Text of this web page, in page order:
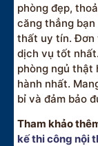
phòng đẹp,
căng thẳng
thất uy tín. Đơn
dịch vụ tốt
phòng ngủ thật
hành nhất.
bỉ và đảm bảo
Tham khảo
kế thi công nội